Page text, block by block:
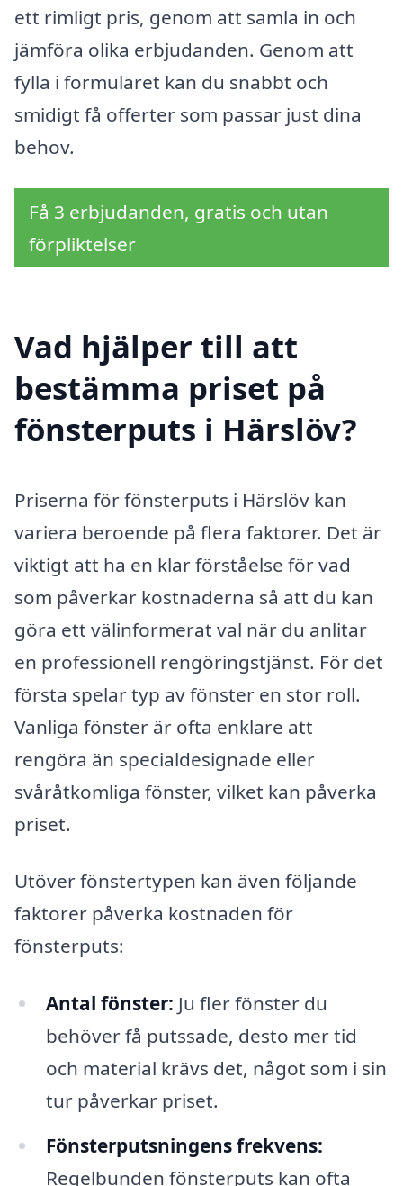
ett rimligt pris, genom att samla in och
jämföra olika erbjudanden. Genom att
fylla i formuläret kan du snabbt och
smidigt få offerter som passar just dina
behov.
Få 3 erbjudanden, gratis och utan
förpliktelser
Vad hjälper till att
bestämma priset på
fönsterputs i Härslöv?
Priserna för fönsterputs i Härslöv kan
variera beroende på flera faktorer. Det är
viktigt att ha en klar förståelse för vad
som påverkar kostnaderna så att du kan
göra ett välinformerat val när du anlitar
en professionell rengöringstjänst. För det
första spelar typ av fönster en stor roll.
Vanliga fönster är ofta enklare att
rengöra än specialdesignade eller
svåråtkomliga fönster, vilket kan påverka
priset.
Utöver fönstertypen kan även följande
faktorer påverka kostnaden för
fönsterputs:
Antal fönster: Ju fler fönster du
behöver få putssade, desto mer tid
och material krävs det, något som i sin
tur påverkar priset.
Fönsterputsningens frekvens:
Regelbunden fönsterputs kan ofta